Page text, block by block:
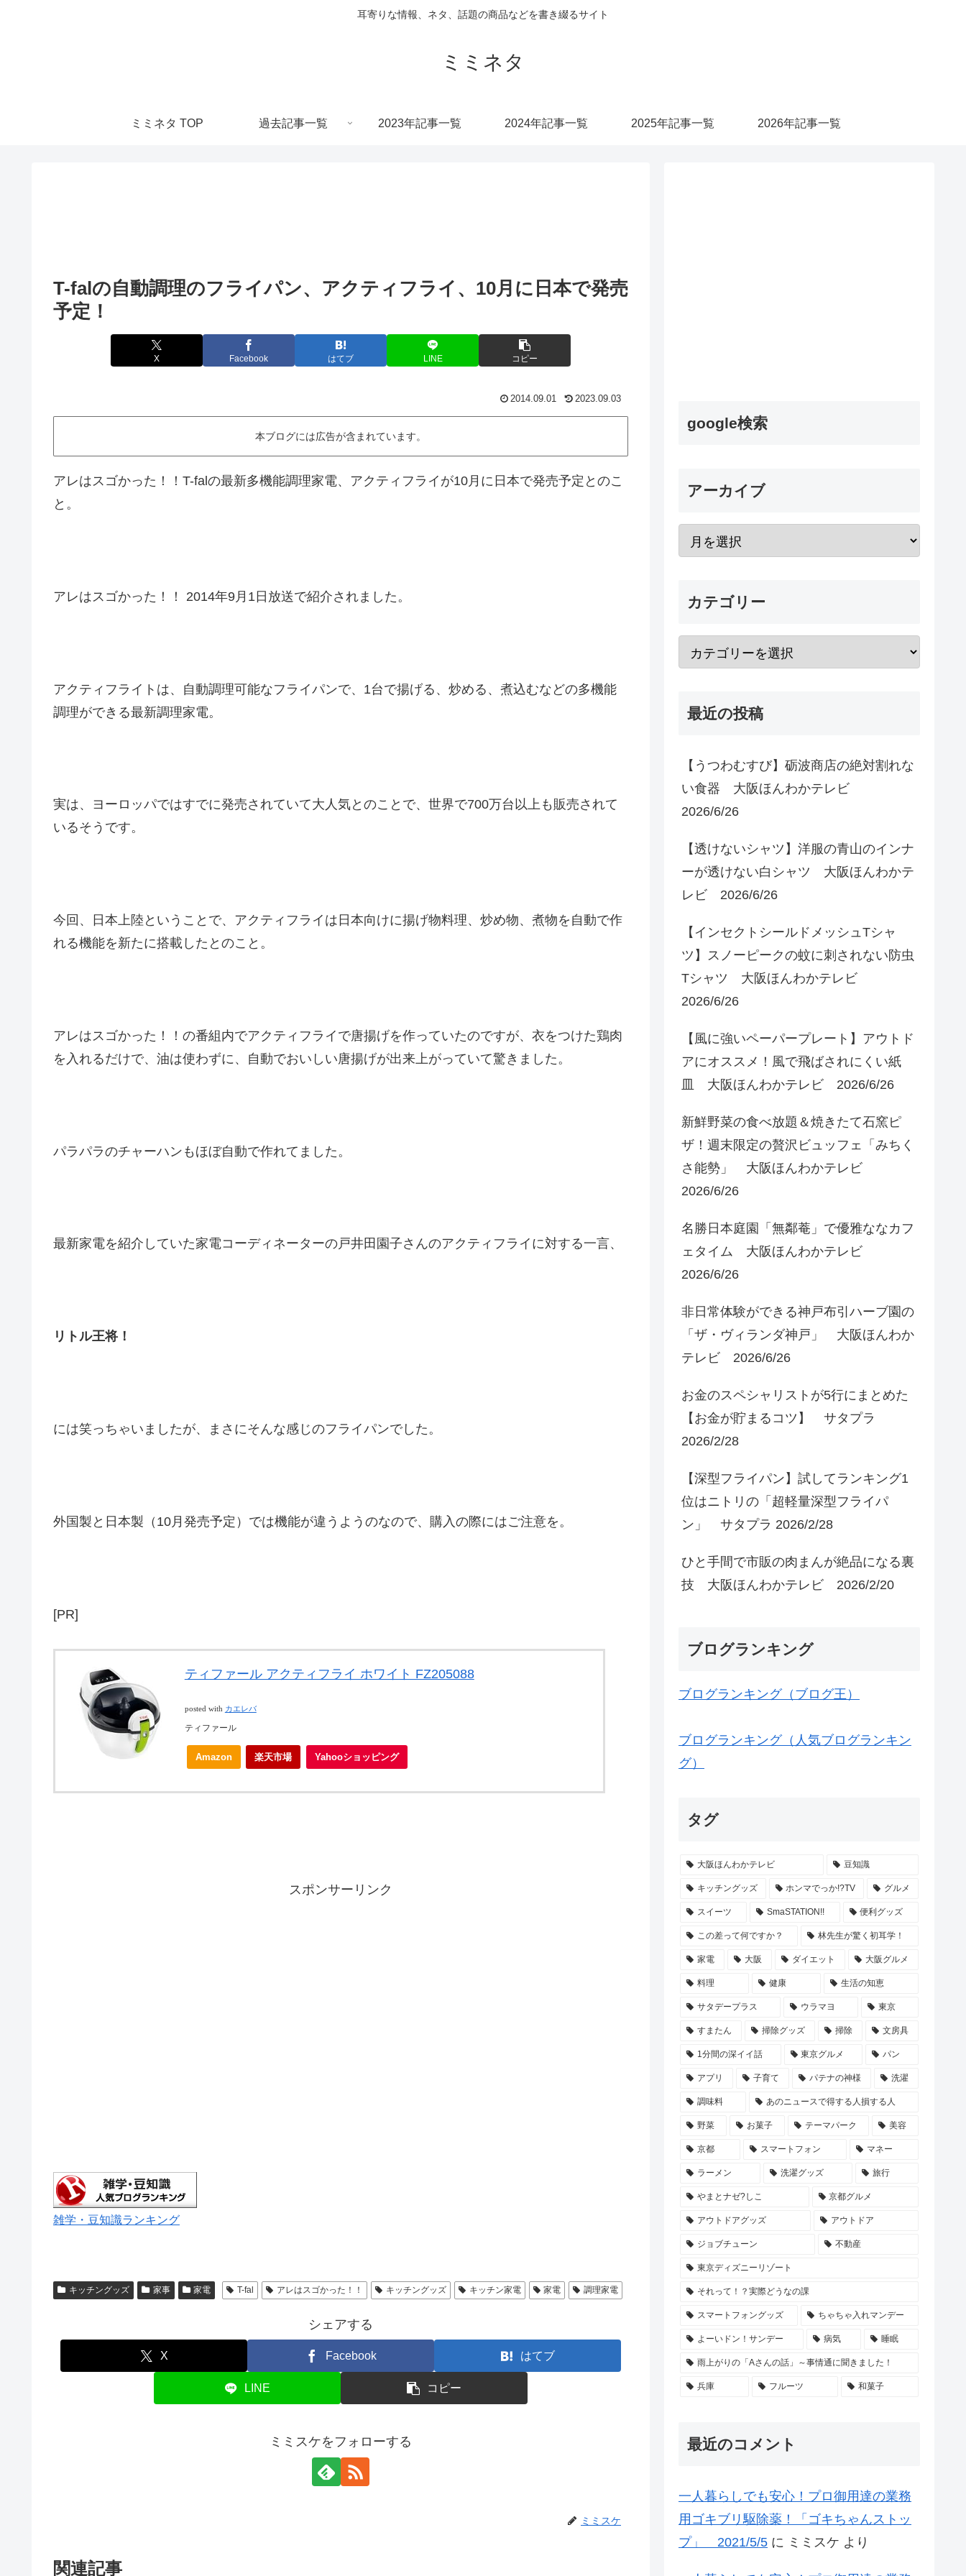
耳寄りな情報、ネタ、話題の商品などを書き綴るサイト
ミミネタ
ミミネタ TOP 過去記事一覧 2023年記事一覧 2024年記事一覧 2025年記事一覧 2026年記事一覧
T-falの自動調理のフライパン、アクティフライ、10月に日本で発売
予定！
X Facebook はてブ LINE コピー
2014.09.01 2023.09.03
本ブログには広告が含まれています。
アレはスゴかった！！T-falの最新多機能調理家電、アクティフライが10月に日本で発売予定とのこ
と。
アレはスゴかった！！ 2014年9月1日放送で紹介されました。
アクティフライトは、自動調理可能なフライパンで、1台で揚げる、炒める、煮込むなどの多機能
調理ができる最新調理家電。
実は、ヨーロッパではすでに発売されていて大人気とのことで、世界で700万台以上も販売されて
いるそうです。
今回、日本上陸ということで、アクティフライは日本向けに揚げ物料理、炒め物、煮物を自動で作
れる機能を新たに搭載したとのこと。
アレはスゴかった！！の番組内でアクティフライで唐揚げを作っていたのですが、衣をつけた鶏肉
を入れるだけで、油は使わずに、自動でおいしい唐揚げが出来上がっていて驚きました。
パラパラのチャーハンもほぼ自動で作れてました。
最新家電を紹介していた家電コーディネーターの戸井田園子さんのアクティフライに対する一言、
リトル王将！
には笑っちゃいましたが、まさにそんな感じのフライパンでした。
外国製と日本製（10月発売予定）では機能が違うようのなので、購入の際にはご注意を。
[PR]
ティファール アクティフライ ホワイト FZ205088
posted with カエレバ
ティファール
Amazon 楽天市場 Yahooショッピング
スポンサーリンク
雑学・豆知識ランキング
キッチングッズ 家事 家電 T-fal アレはスゴかった！！ キッチングッズ キッチン家電 家電 調理家電
シェアする
X Facebook はてブ
LINE コピー
ミミスケをフォローする
ミミスケ
関連記事
google検索
アーカイブ
カテゴリー
最近の投稿
【うつわむすび】砺波商店の絶対割れな
い食器 大阪ほんわかテレビ
2026/6/26
【透けないシャツ】洋服の青山のインナ
ーが透けない白シャツ 大阪ほんわかテ
レビ 2026/6/26
【インセクトシールドメッシュTシャ
ツ】スノーピークの蚊に刺されない防虫
Tシャツ 大阪ほんわかテレビ
2026/6/26
【風に強いペーパープレート】アウトド
アにオススメ！風で飛ばされにくい紙
皿 大阪ほんわかテレビ 2026/6/26
新鮮野菜の食べ放題＆焼きたて石窯ピ
ザ！週末限定の贅沢ビュッフェ「みちく
さ能勢」 大阪ほんわかテレビ
2026/6/26
名勝日本庭園「無鄰菴」で優雅ななカフ
ェタイム 大阪ほんわかテレビ
2026/6/26
非日常体験ができる神戸布引ハーブ園の
「ザ・ヴィランダ神戸」 大阪ほんわか
テレビ 2026/6/26
お金のスペシャリストが5行にまとめた
【お金が貯まるコツ】 サタプラ
2026/2/28
【深型フライパン】試してランキング1
位はニトリの「超軽量深型フライパ
ン」 サタプラ 2026/2/28
ひと手間で市販の肉まんが絶品になる裏
技 大阪ほんわかテレビ 2026/2/20
ブログランキング
ブログランキング（ブログ王）
ブログランキング（人気ブログランキン
グ）
タグ
大阪ほんわかテレビ 豆知識
キッチングッズ ホンマでっか!?TV グルメ
スイーツ SmaSTATION!! 便利グッズ
この差って何ですか？ 林先生が驚く初耳学！
家電 大阪 ダイエット 大阪グルメ
料理 健康 生活の知恵
サタデープラス ウラマヨ 東京
すまたん 掃除グッズ 掃除 文房具
1分間の深イイ話 東京グルメ パン
アプリ 子育て パテナの神様 洗濯
調味料 あのニュースで得する人損する人
野菜 お菓子 テーマパーク 美容
京都 スマートフォン マネー
ラーメン 洗濯グッズ 旅行
やまとナゼ?しこ 京都グルメ
アウトドアグッズ アウトドア
ジョブチューン 不動産
東京ディズニーリゾート
それって！？実際どうなの課
スマートフォングッズ ちゃちゃ入れマンデー
よーいドン！サンデー 病気 睡眠
雨上がりの「Aさんの話」～事情通に聞きました！
兵庫 フルーツ 和菓子
最近のコメント
一人暮らしでも安心！プロ御用達の業務
用ゴキブリ駆除薬！「ゴキちゃんストッ
プ」 2021/5/5 に ミミスケ より